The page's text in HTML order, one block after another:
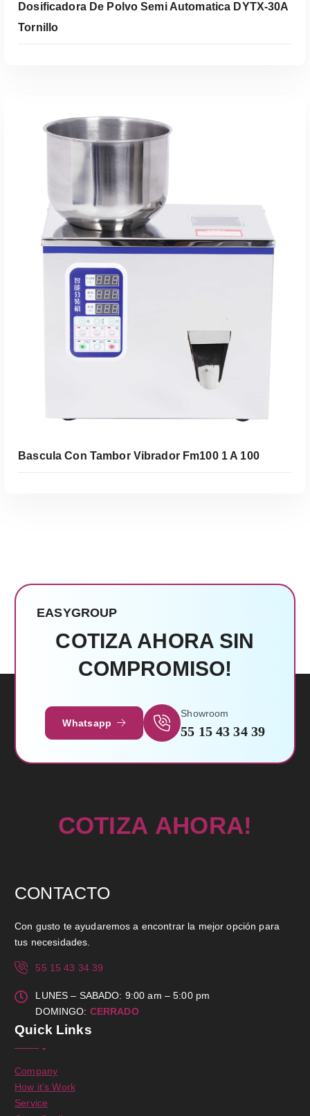
Leer Más
Dosificadora De Polvo Semi Automatica DYTX-30A
Tornillo
Leer Más
Bascula Con Tambor Vibrador Fm100 1 A 100
EASYGROUP
COTIZA AHORA SIN
COMPROMISO!
Whatsapp
Showroom
55 15 43 34 39
COTIZA AHORA!
CONTACTO
Con gusto te ayudaremos a encontrar la mejor opción para
tus necesidades.
55 15 43 34 39
LUNES – SABADO: 9:00 am – 5:00 pm
DOMINGO: CERRADO
Quick Links
Company
How it’s Work
Service